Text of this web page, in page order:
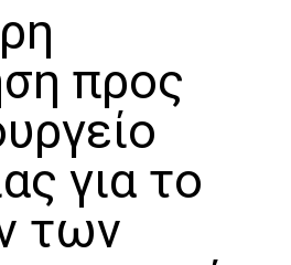
προς
για το
των